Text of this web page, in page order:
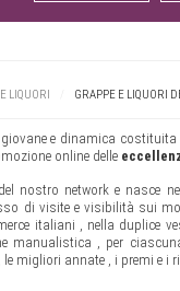
LIQUORI GRAPPE E LIQUORI
e dinamica
online delle
nostro network e nasce
di visite e visibilità sui
italiani , nella duplice
manualistica , per
migliori annate , i premi e i